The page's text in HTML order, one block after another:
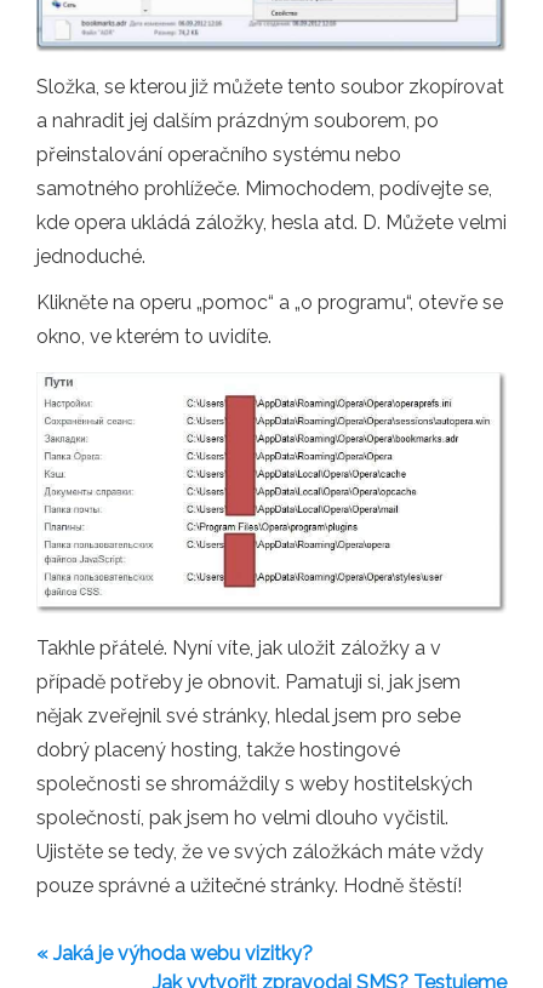
Složka, se kterou již můžete tento soubor zkopírovat
a nahradit jej dalším prázdným souborem, po
přeinstalování operačního systému nebo
samotného prohlížeče. Mimochodem, podívejte se,
kde opera ukládá záložky, hesla atd. D. Můžete velmi
jednoduché.
Klikněte na operu „pomoc“ a „o programu“, otevře se
okno, ve kterém to uvidíte.
Takhle přátelé. Nyní víte, jak uložit záložky a v
případě potřeby je obnovit. Pamatuji si, jak jsem
nějak zveřejnil své stránky, hledal jsem pro sebe
dobrý placený hosting, takže hostingové
společnosti se shromáždily s weby hostitelských
společností, pak jsem ho velmi dlouho vyčistil.
Ujistěte se tedy, že ve svých záložkách máte vždy
pouze správné a užitečné stránky. Hodně štěstí!
« Jaká je výhoda webu vizitky?
Jak vytvořit zpravodaj SMS? Testujeme